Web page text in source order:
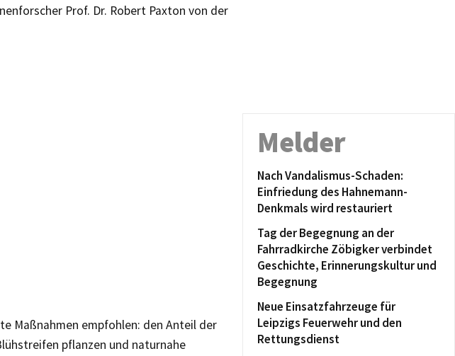
Prof. Dr. Robert Paxton von der
Maßnahmen empfohlen: den Anteil der
pflanzen und naturnahe
Melder
Nach Vandalismus-Schaden:
Einfriedung des Hahnemann-
Denkmals wird restauriert
Tag der Begegnung an der
Fahrradkirche Zöbigker verbindet
Geschichte, Erinnerungskultur und
Begegnung
Neue Einsatzfahrzeuge für
Leipzigs Feuerwehr und den
Rettungsdienst